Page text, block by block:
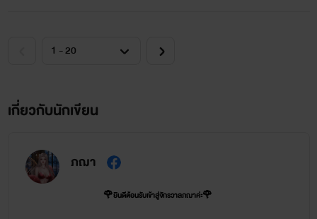
เกี่ยวกับนักเขียน
ภฌา
🌹ยินดีต้อนรับเข้าสู่จักรวาลภฌาค่ะ🌹